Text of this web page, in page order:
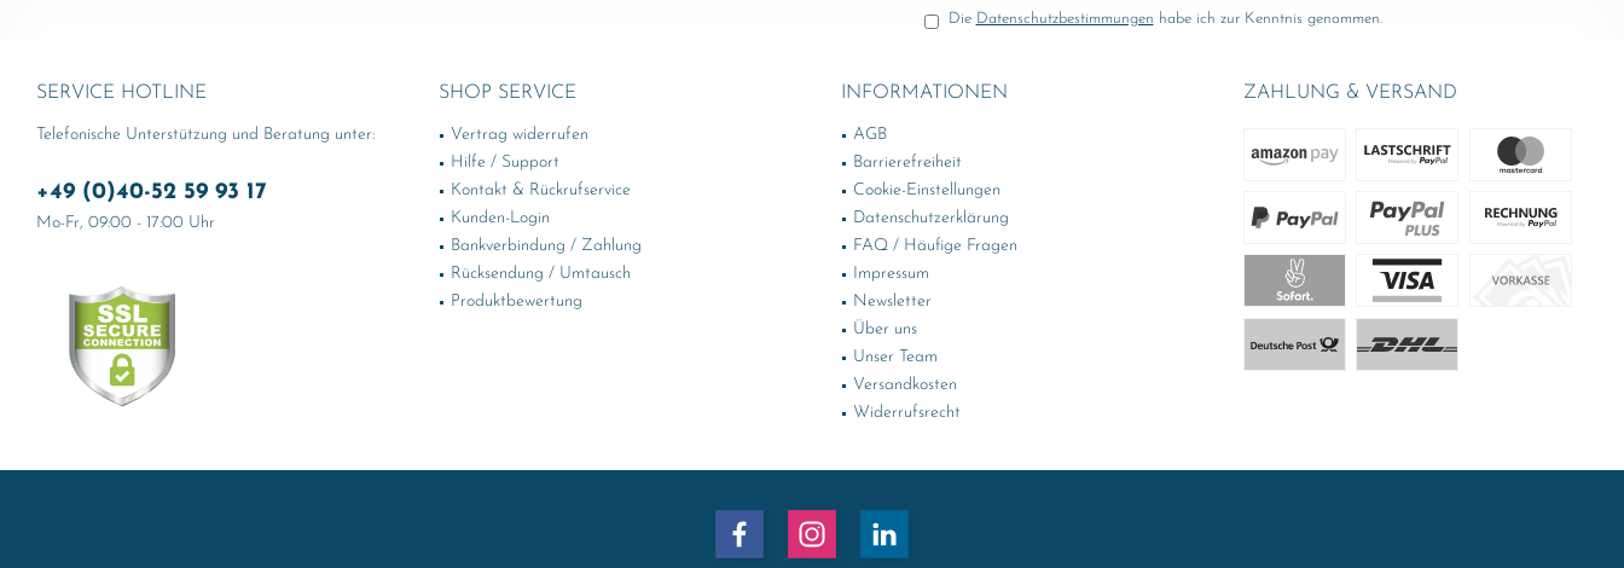
Die Datenschutzbestimmungen habe ich zur Kenntnis genommen.
SERVICE HOTLINE
Telefonische Unterstützung und Beratung unter:
+49 (0)40-52 59 93 17
Mo-Fr, 09:00 - 17:00 Uhr
SHOP SERVICE
Vertrag widerrufen
Hilfe / Support
Kontakt & Rückrufservice
Kunden-Login
Bankverbindung / Zahlung
Rücksendung / Umtausch
Produktbewertung
INFORMATIONEN
AGB
Barrierefreiheit
Cookie-Einstellungen
Datenschutzerklärung
FAQ / Häufige Fragen
Impressum
Newsletter
Über uns
Unser Team
Versandkosten
Widerrufsrecht
ZAHLUNG & VERSAND